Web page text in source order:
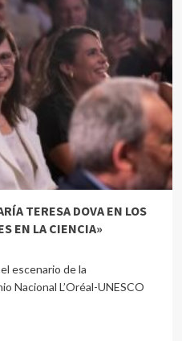
TERESA DOVA EN LOS
EN LA CIENCIA»
escenario de la
Nacional L’Oréal-UNESCO